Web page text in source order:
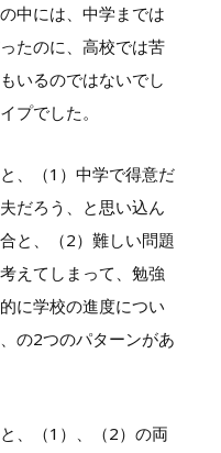
中には、中学までは
たのに、高校では苦
いるのではないでし
プでした。
、（1 ）中学で得意だ
だろう、と思い込ん
と、（2）難しい問題
えてしまって、勉強
に学校の進度につい
の2つのパターンがあ
、（1 ）、（2）の両